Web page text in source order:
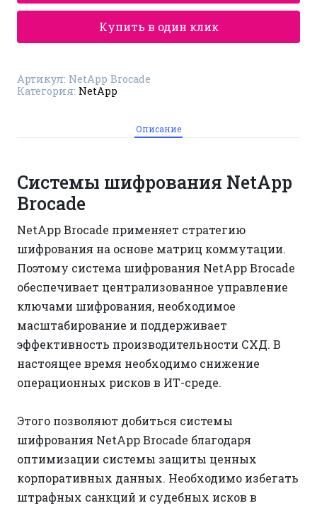
Купить в один клик
Артикул: NetApp Brocade
Категория: NetApp
Описание
Системы шифрования NetApp
Brocade
NetApp Brocade применяет стратегию
шифрования на основе матриц коммутации.
Поэтому система шифрования NetApp Brocade
обеспечивает централизованное управление
ключами шифрования, необходимое
масштабирование и поддерживает
эффективность производительности СХД. В
настоящее время необходимо снижение
операционных рисков в ИТ-среде.
Этого позволяют добиться системы
шифрования NetApp Brocade благодаря
оптимизации системы защиты ценных
корпоративных данных. Необходимо избегать
штрафных санкций и судебных исков в